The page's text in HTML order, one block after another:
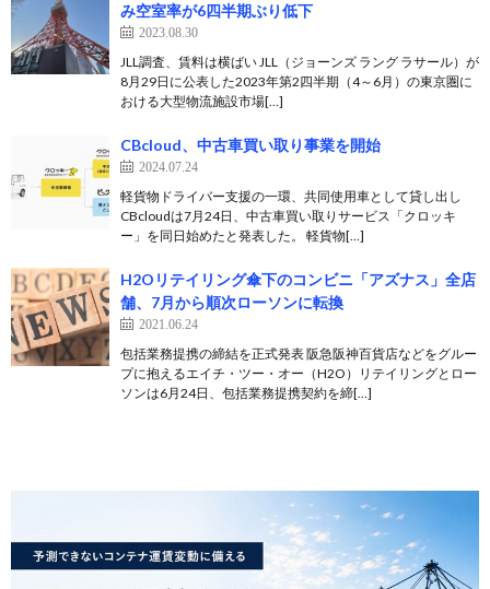
み空室率が6四半期ぶり低下
2023.08.30
JLL調査、賃料は横ばい JLL（ジョーンズ ラング ラサール）が
8月29日に公表した2023年第2四半期（4～6月）の東京圏に
おける大型物流施設市場[…]
CBcloud、中古車買い取り事業を開始
2024.07.24
軽貨物ドライバー支援の一環、共同使用車として貸し出し
CBcloudは7月24日、中古車買い取りサービス「クロッキ
ー」を同日始めたと発表した。 軽貨物[…]
H2Oリテイリング傘下のコンビニ「アズナス」全店
舗、7月から順次ローソンに転換
2021.06.24
包括業務提携の締結を正式発表 阪急阪神百貨店などをグルー
プに抱えるエイチ・ツー・オー（H2O）リテイリングとロー
ソンは6月24日、包括業務提携契約を締[…]